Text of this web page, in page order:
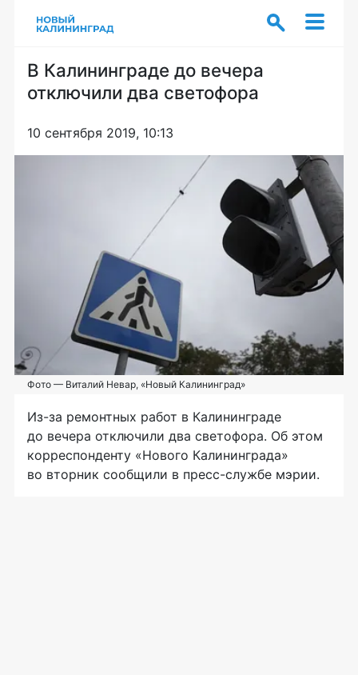
В Калининграде до вечера
отключили два светофора
10 сентября 2019, 10:13
Фото — Виталий Невар, «Новый Калининград»
Из-за ремонтных работ в Калининграде
до вечера отключили два светофора. Об этом
корреспонденту «Нового Калининграда»
во вторник сообщили в пресс-службе мэрии.